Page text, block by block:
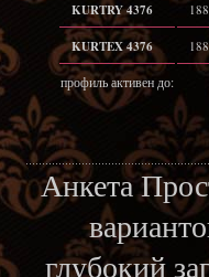
KURTRY 4376
KURTEX 4376
профиль активен до:
Анкета
глубокий